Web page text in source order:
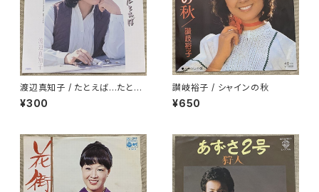
渡辺真知子 / たとえば…たとえ
ば
¥300
讃岐裕子 / シャインの秋
¥650